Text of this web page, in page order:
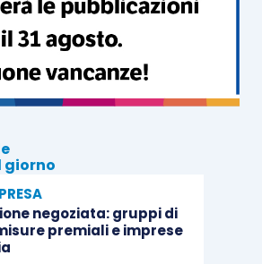
individua infatti
perfezionanti la fattispecie,
disposizione, di carattere
procedurale, indica
essere “comunicati” dalla
giorno
negoziata: gruppi di
premiali e imprese